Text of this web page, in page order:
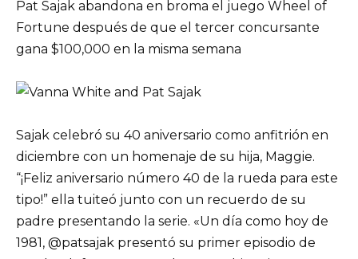
Pat Sajak abandona en broma el juego Wheel of
Fortune después de que el tercer concursante
gana $100,000 en la misma semana
Sajak celebró su 40 aniversario como anfitrión en
diciembre con un homenaje de su hija, Maggie.
“¡Feliz aniversario número 40 de la rueda para este
tipo!” ella tuiteó junto con un recuerdo de su
padre presentando la serie. «Un día como hoy de
1981, @patsajak presentó su primer episodio de